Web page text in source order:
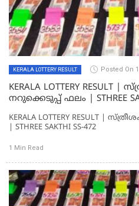
KERALA LOTTERY RESULT Posted On
KERALA LOTTERY RESULT |
KERALA LOTTERY RESULT |
| STHREE SAKTHI SS-472
1 Min Read